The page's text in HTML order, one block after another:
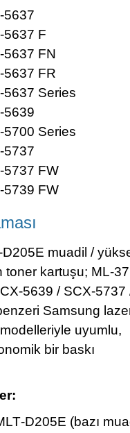
5637
5637 F
5637 FN
5637 FR
5637 Series
5639
5700 Series
5737
5737 FW
5739 FW
muadil /
toner kartuşu;
/ SCX‑5737
Samsung
uyumlu,
bir baskı
(bazı